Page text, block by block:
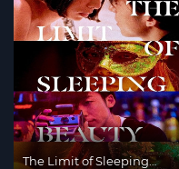
The Limit of Sleeping